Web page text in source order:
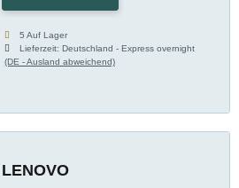
5 Auf Lager
Lieferzeit:Deutschland - Express overnight
(DE - Ausland abweichend)
LENOVO